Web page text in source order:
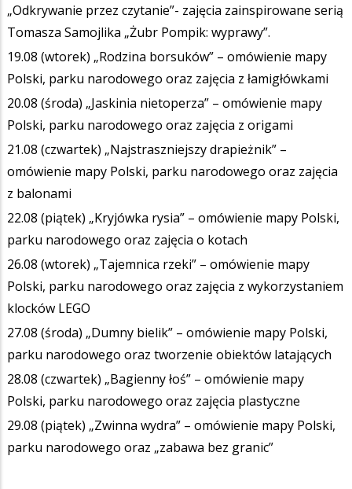
„Odkrywanie przez czytanie”- zajęcia zainspirowane serią
Tomasza Samojlika „Żubr Pompik: wyprawy”.
19.08 (wtorek) „Rodzina borsuków” – omówienie mapy
Polski, parku narodowego oraz zajęcia z łamigłówkami
20.08 (środa) „Jaskinia nietoperza” – omówienie mapy
Polski, parku narodowego oraz zajęcia z origami
21.08 (czwartek) „Najstraszniejszy drapieżnik” –
omówienie mapy Polski, parku narodowego oraz zajęcia
z balonami
22.08 (piątek) „Kryjówka rysia” – omówienie mapy Polski,
parku narodowego oraz zajęcia o kotach
26.08 (wtorek) „Tajemnica rzeki” – omówienie mapy
Polski, parku narodowego oraz zajęcia z wykorzystaniem
klocków LEGO
27.08 (środa) „Dumny bielik” – omówienie mapy Polski,
parku narodowego oraz tworzenie obiektów latających
28.08 (czwartek) „Bagienny łoś” – omówienie mapy
Polski, parku narodowego oraz zajęcia plastyczne
29.08 (piątek) „Zwinna wydra” – omówienie mapy Polski,
parku narodowego oraz „zabawa bez granic”